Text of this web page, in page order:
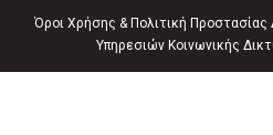
Όροι Χρήσης & Πολιτική
Υπηρεσιών Κοινωνικής